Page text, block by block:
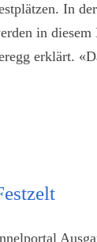
In
in
erklärt.